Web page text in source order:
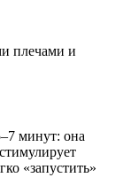
плечами и
минут: она
«запустить»